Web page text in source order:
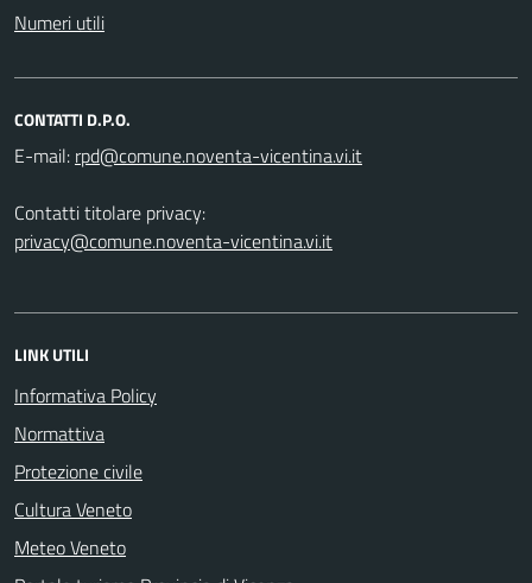
Numeri utili
CONTATTI D.P.O.
E-mail:
Contatti titolare privacy:
privacy@comune.noventa-vicentina.vi.it
LINK UTILI
Informativa Policy
Normattiva
Protezione civile
Cultura Veneto
Meteo Veneto